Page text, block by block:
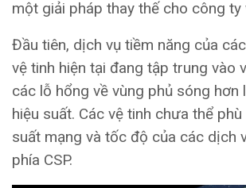
một giải pháp thay thế cho công ty
Đầu tiên, dịch vụ tiềm năng của
vệ tinh hiện tại đang tập trung vào
các lỗ hổng về vùng phủ sóng hơn
hiệu suất. Các vệ tinh chưa thể
suất mạng và tốc độ của các dịch
phía CSP.